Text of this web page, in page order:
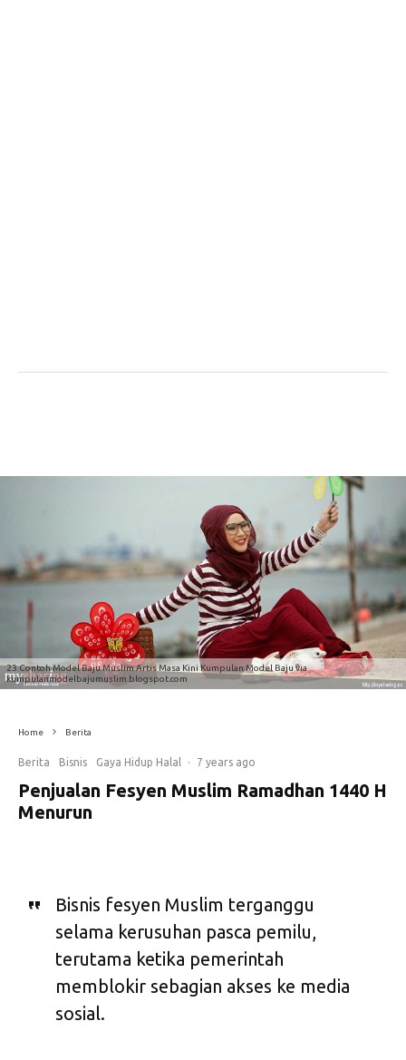
23 Contoh Model Baju Muslim Artis Masa Kini Kumpulan Model Baju via
kumpulanmodelbajumuslim.blogspot.com
Home Berita
Berita Bisnis Gaya Hidup Halal · 7 years ago
Penjualan Fesyen Muslim Ramadhan 1440 H
Menurun
Bisnis fesyen Muslim terganggu
selama kerusuhan pasca pemilu,
terutama ketika pemerintah
memblokir sebagian akses ke media
sosial.